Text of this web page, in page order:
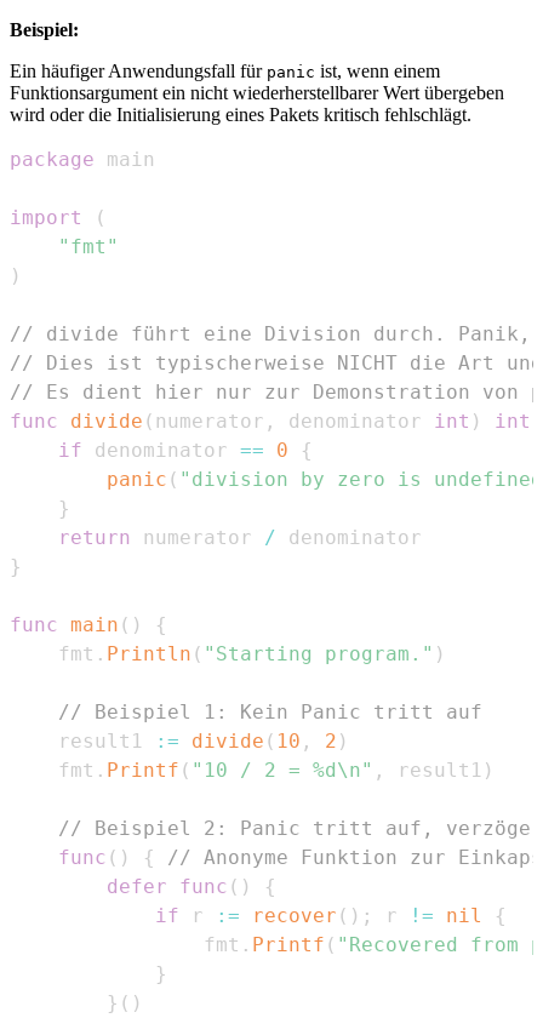
Beispiel:
Ein häufiger Anwendungsfall für panic ist, wenn einem
Funktionsargument ein nicht wiederherstellbarer Wert übergeben
wird oder die Initialisierung eines Pakets kritisch fehlschlägt.
package
import
(
"fmt"
)
// divide führt eine Division durch. Panik,
// Dies ist typischerweise NICHT die Art
// Es dient hier nur zur Demonstration von
func
divide ( numerator , denominator int )
int
if denominator == 0
{
panic ( "division by zero is
}
return
numerator /
}
func main ( )
{
	fmt
. Println ( "Starting program." )
// Beispiel 1: Kein Panic tritt auf
	result1
:= divide ( 10 , 2 )
	fmt
. Printf ( "10 / 2 = %d\n" , result1 )
// Beispiel 2: Panic tritt auf,
func ( ) {
// Anonyme Funktion zur
defer
func ( )
{
if r := recover ( ) ; r != nil
{
				fmt
. Printf ( "Recovered from
}
} ( )